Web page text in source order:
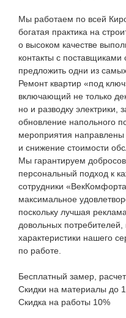
Мы работаем по всей
богатая практика на
о высоком качестве
контакты с
предложить одни из
Ремонт квартир «под
включающий не только
но и разводку электрики,
обновление напольного
мероприятия
и снижение стоимости
Мы гарантируем
персональный подход к
сотрудники
максимальное
поскольку лучшая
довольных
характеристики нашего
по работе.
Бесплатный замер,
Скидки на материалы до
Скидка на работы 10%